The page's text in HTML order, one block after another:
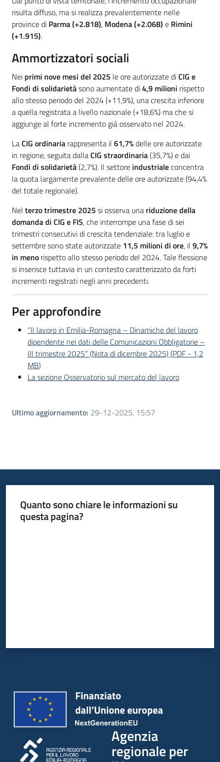
risulta diffuso, ma si realizza prevalentemente nelle
province di Parma (+2.818), Modena (+2.068) e Rimini
(+1.915).
Ammortizzatori sociali
Nei primi nove mesi del 2025 le ore autorizzate diCIG e
Fondi di solidarietàsono aumentate di4,9 milioni rispetto
allo stesso periodo del 2024 (+11,9%), una crescita inferiore
a quella registrata a livello nazionale (+18,6%) ma che si
aggiunge al forte incremento già osservato nel 2024.
LaCIG ordinaria rappresenta il 61,7%delle ore autorizzate
in regione, seguita dallaCIG straordinaria(35,7%) e dai
Fondi di solidarietà(2,7%). Il settore industrialeconcentra
la quota largamente prevalente delle ore autorizzate (94,4%
del totale regionale).
Nel terzo trimestre 2025 si osserva una riduzione della
domanda di CIG e FIS, che interrompe una fase di sei
trimestri consecutivi di crescita tendenziale: tra luglio e
settembre sono state autorizzate 11,5 milioni di ore, il 9,7%
in meno rispetto allo stesso periodo del 2024. Tale flessione
si inserisce tuttavia in un contesto caratterizzato da forti
incrementi registrati negli anni precedenti.
Per approfondire
“Il lavoro in Emilia-Romagna – Dinamiche del lavoro
dipendente nei dati delle Comunicazioni Obbligatorie –
III trimestre 2025” (Nota di dicembre 2025)(PDF - 1,2
MB)
La sezione Osservatorio sul mercato del lavoro
Ultimo aggiornamento: 29-12-2025, 15:57
Quanto sono chiare le informazioni su
questa pagina?
Agenzia
regionale per